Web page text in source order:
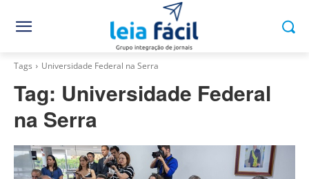
Tags Universidade Federal na Serra
Tag: Universidade Federal
na Serra